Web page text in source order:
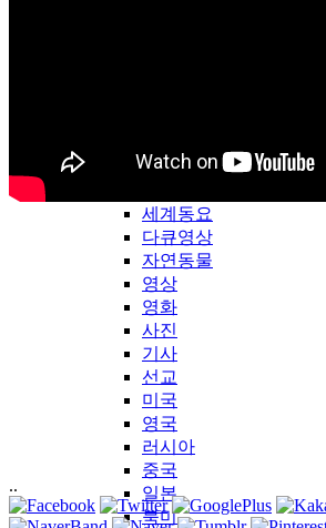
2024년
세계동요
다큐영상
자연동물
영상
영화
사진
기사
선교
미국
영국
러시아
중국
일본
북미
..